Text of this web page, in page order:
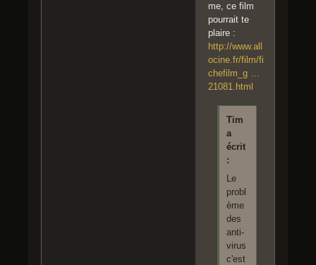
me, ce film
pourrait te
plaire :
http://www.all
ocine.fr/film/fi
chefilm_g …
21081.html
Tim
a
écrit
:
Le
probl
ème
des
anti-
virus
c'est